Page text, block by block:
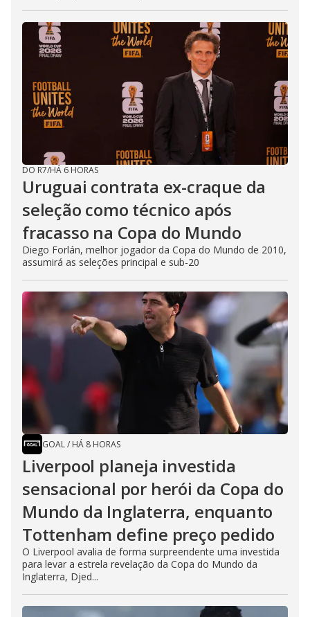
DO R7/HÁ 6 HORAS
Uruguai contrata ex-craque da
seleção como técnico após
fracasso na Copa do Mundo
Diego Forlán, melhor jogador da Copa do Mundo de 2010,
assumirá as seleções principal e sub-20
GOAL/ HÁ 8 HORAS
Liverpool planeja investida
sensacional por herói da Copa do
Mundo da Inglaterra, enquanto
Tottenham define preço pedido
O Liverpool avalia de forma surpreendente uma investida
para levar a estrela revelação da Copa do Mundo da
Inglaterra, Djed...